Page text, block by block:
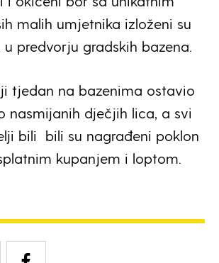
malih umjetnika izloženi su
u predvorju gradskih bazena.
tjedan na bazenima ostavio
nasmijanih dječjih lica, a svi
bili bili su nagrađeni poklon
kupanjem i loptom.